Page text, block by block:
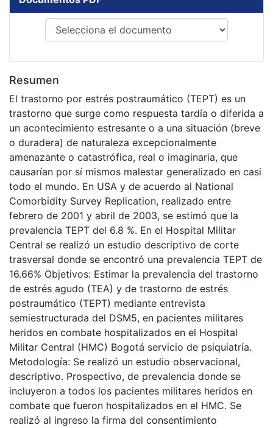
Resumen
El trastorno por estrés postraumático (TEPT) es un
trastorno que surge como respuesta tardía o diferida a
un acontecimiento estresante o a una situación (breve
o duradera) de naturaleza excepcionalmente
amenazante o catastrófica, real o imaginaria, que
causarían por sí mismos malestar generalizado en casi
todo el mundo. En USA y de acuerdo al National
Comorbidity Survey Replication, realizado entre
febrero de 2001 y abril de 2003, se estimó que la
prevalencia TEPT del 6.8 %. En el Hospital Militar
Central se realizó un estudio descriptivo de corte
trasversal donde se encontró una prevalencia TEPT de
16.66% Objetivos: Estimar la prevalencia del trastorno
de estrés agudo (TEA) y de trastorno de estrés
postraumático (TEPT) mediante entrevista
semiestructurada del DSM5, en pacientes militares
heridos en combate hospitalizados en el Hospital
Militar Central (HMC) Bogotá servicio de psiquiatría.
Metodología: Se realizó un estudio observacional,
descriptivo. Prospectivo, de prevalencia donde se
incluyeron a todos los pacientes militares heridos en
combate que fueron hospitalizados en el HMC. Se
realizó al ingreso la firma del consentimiento